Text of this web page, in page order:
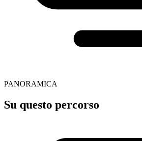
PANORAMICA
Su questo percorso